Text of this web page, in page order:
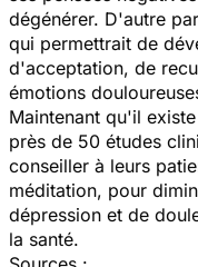
dégénérer. D'autre
qui permettrait de
d'acceptation, de
émotions
Maintenant qu'il
près de 50 études
conseiller à leurs
méditation, pour
dépression et de
la santé.